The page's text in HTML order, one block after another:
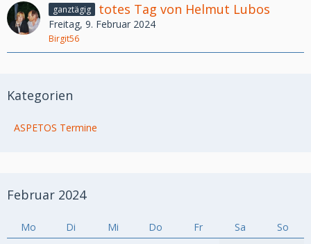
ganztägig totes Tag von Helmut Lubos
Freitag, 9. Februar 2024
Birgit56
Kategorien
ASPETOS Termine
Februar 2024
Mo Di Mi Do Fr Sa
So